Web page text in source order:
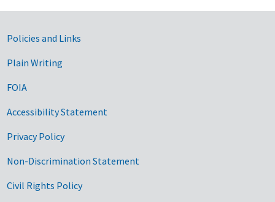
Government Links
Policies and Links
Plain Writing
FOIA
Accessibility Statement
Privacy Policy
Non-Discrimination Statement
Civil Rights Policy